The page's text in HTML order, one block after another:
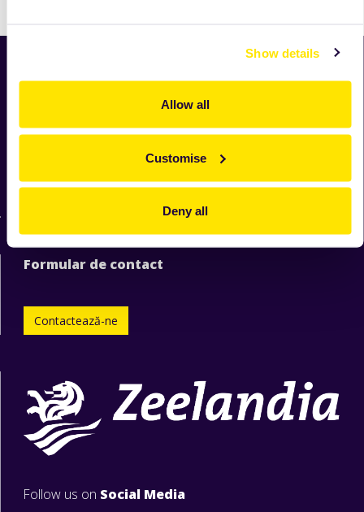
Show details
Allow all
Customise
Deny all
Home
Rețete
Știri
Formular raportare nereguli
Politica privind avertizarea de interes public
Formular de contact
Contactează-ne
Follow us on Social Media